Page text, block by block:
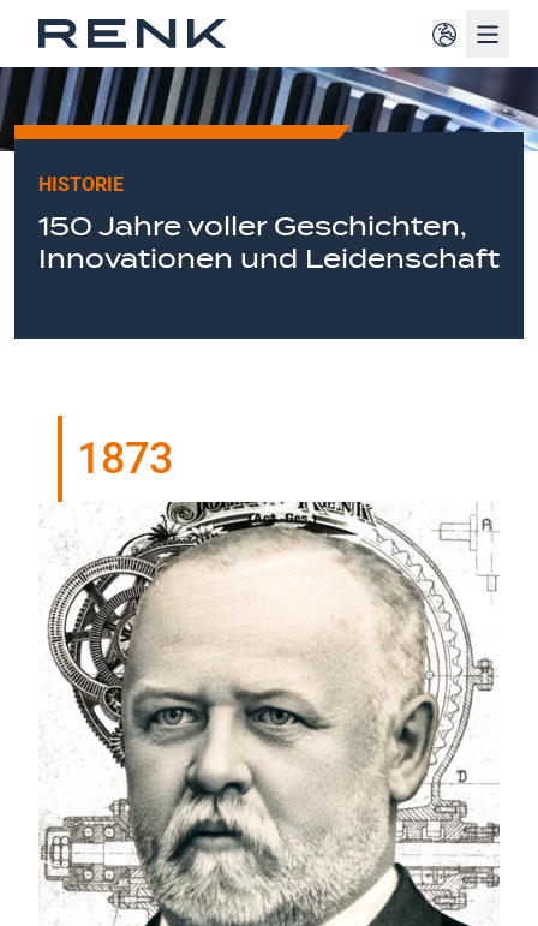
HISTORIE
150 Jahre voller Geschichten,
Innovationen und Leidenschaft
1873